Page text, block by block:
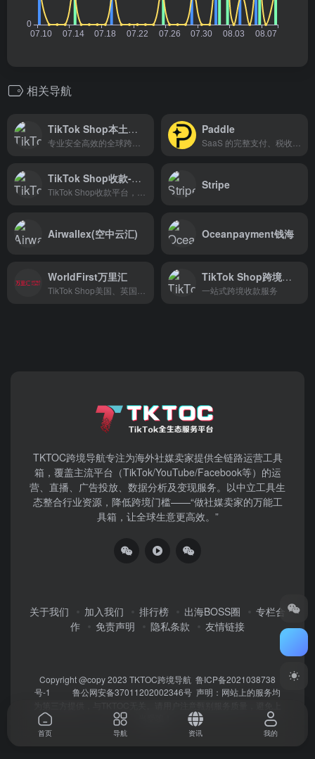
相关导航
TikTok Shop本土收款-连连国际 Paddle
TikTok Shop收款-PingPong Stripe
Airwallex(空中云汇) Oceanpayment钱海
WorldFirst万里汇 TikTok Shop跨境收款-连连国际
一站式跨境收款服务
TKTOC跨境导航​专注为海外社媒卖家提供全链路运营工具
箱，覆盖主流平台（TikTok/YouTube/Facebook等）​的运
营、直播、广告投放、数据分析及变现服务。以中立工具生
态整合行业资源，降低跨境门槛——“做社媒卖家的万能工
具箱，让全球生意更高效。”
关于我们 加入我们 排行榜 出海BOSS圈
专栏合
作
免责声明 隐私条款 友情链接
Copyright @copy 2023 TKTOC跨境导航 鲁ICP备2021038738
号-1
鲁公网安备37011202002346号 声明：网站上的服务均
首页 导航 资讯 我的